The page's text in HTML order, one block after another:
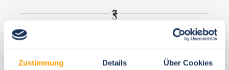
Zustimmung Details Über Cookies
Preisliste